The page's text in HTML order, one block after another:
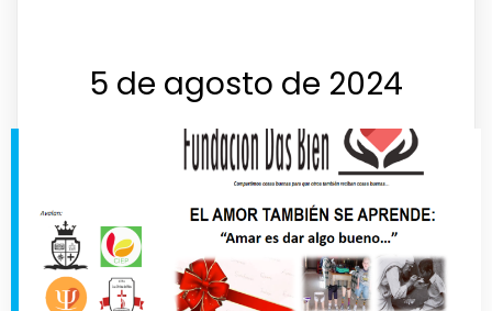
5 de agosto de 2024